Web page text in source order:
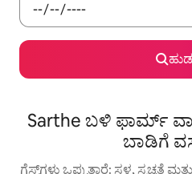
Sarthe ಬಳಿ ಫಾರ್ಮ್
ಬಾಡಿಗೆ
ಗೆಸ್ಟ್‌ಗಳು ಒಪ್ಪುತ್ತಾರೆ: ಸ್ಥಳ, ಸ್ವಚ್ಛತೆ